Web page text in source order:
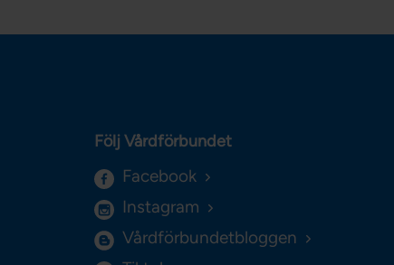
Följ Vårdförbundet
Facebook
Instagram
Vårdförbundetbloggen